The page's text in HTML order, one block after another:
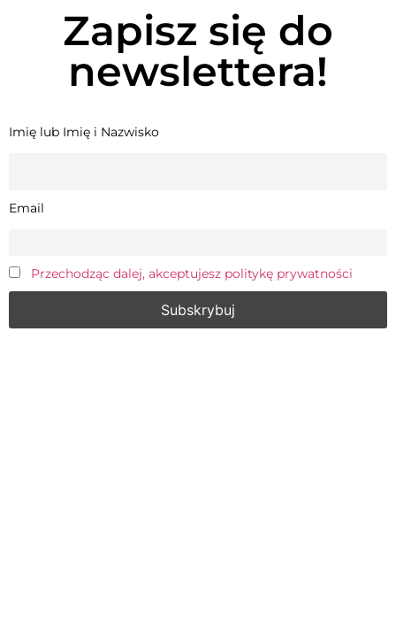
Zapisz się do
newslettera!
Imię lub Imię i Nazwisko
Email
Przechodząc dalej, akceptujesz politykę prywatności